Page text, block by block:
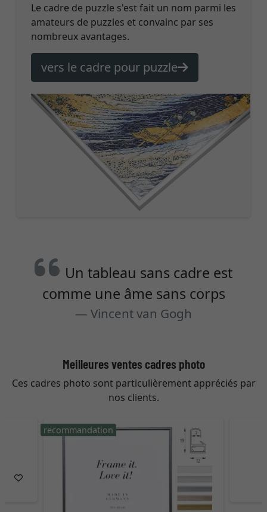
Le cadre de puzzle s'est fait un nom parmi les
amateurs de puzzles et convainc par ses
nombreux avantages.
vers le cadre pour puzzle
Un tableau sans cadre est
comme une âme sans corps
Vincent van Gogh
Meilleures ventes cadres photo
Ces cadres photo sont particulièrement appréciés par
nos clients.
recommandation